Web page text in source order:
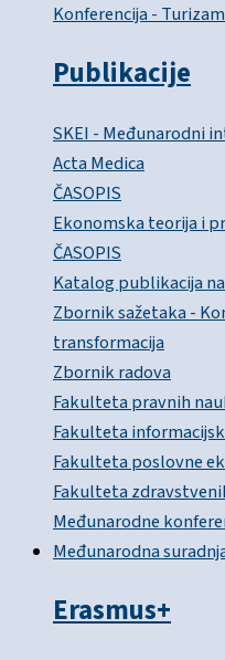
Konferencija -
Publikacije
SKEI - Međunarodni
Acta Medica
ČASOPIS
Ekonomska teorija i
ČASOPIS
Katalog publikacija
Zbornik sažetaka -
transformacija
Zbornik radova
Fakulteta pravnih
Fakulteta
Fakulteta poslovne
Fakulteta
Međunarodne
Međunarodna
Erasmus+